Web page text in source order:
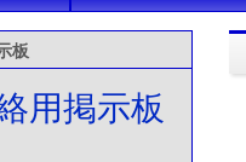
板
用掲示板